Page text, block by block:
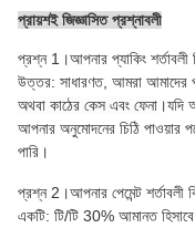
প্রায়শই জিজ্ঞাসিত প্রশ্নাবলী
প্রশ্ন 1।আপনার প্যাকিং শর্তাবলী
উত্তর: সাধারণত, আমরা আমাদের
অথবা কাঠের কেস এবং ফেনা ।যদি
আপনার অনুমোদনের চিঠি পাওয়ার
পারি।
প্রশ্ন 2।আপনার পেমেন্ট শর্তাবলী
একটি: টি/টি 30% আমানত